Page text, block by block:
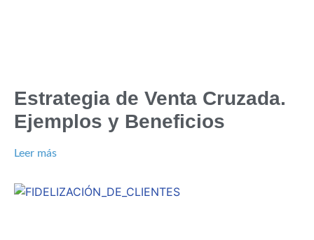
Estrategia de Venta Cruzada.
Ejemplos y Beneficios
Leer más